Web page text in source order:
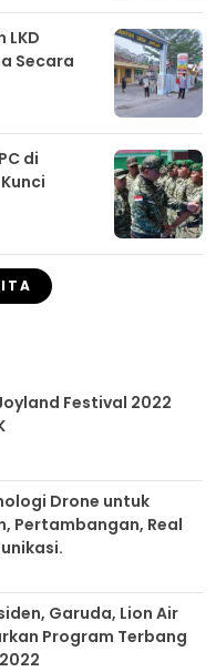
LKD
Secara
di
Festival 2022
Drone untuk
Pertambangan, Real
Garuda, Lion Air
Program Terbang